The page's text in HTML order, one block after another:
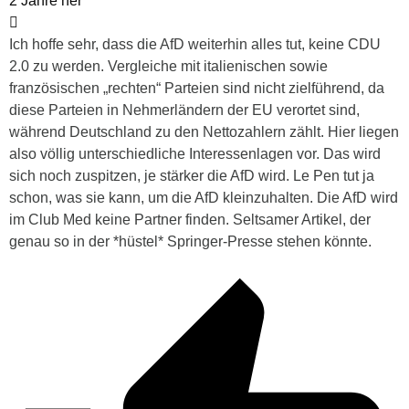
Ich hoffe sehr, dass die AfD weiterhin alles tut, keine CDU
2.0 zu werden. Vergleiche mit italienischen sowie
französischen „rechten“ Parteien sind nicht zielführend, da
diese Parteien in Nehmerländern der EU verortet sind,
während Deutschland zu den Nettozahlern zählt. Hier liegen
also völlig unterschiedliche Interessenlagen vor. Das wird
sich noch zuspitzen, je stärker die AfD wird. Le Pen tut ja
schon, was sie kann, um die AfD kleinzuhalten. Die AfD wird
im Club Med keine Partner finden. Seltsamer Artikel, der
genau so in der *hüstel* Springer-Presse stehen könnte.